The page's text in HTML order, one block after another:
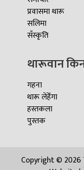
प्रवासमा थारू
सलिमा
सँस्कृति
थारूवान
गहना
थारू लेहेँगा
हस्तकला
पुस्तक
Copyright © 2026